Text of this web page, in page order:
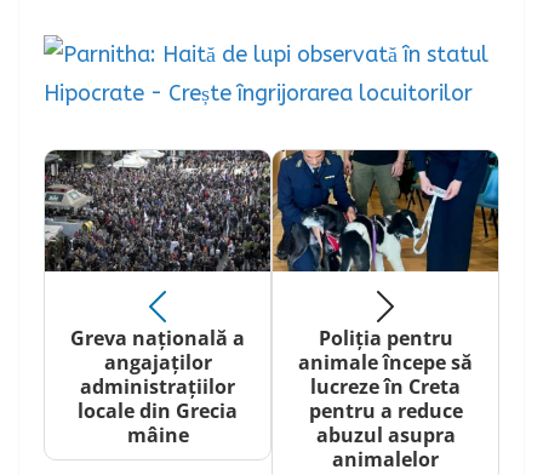
Greva națională a
angajaților
administrațiilor
locale din Grecia
mâine
Poliția pentru
animale începe să
lucreze în Creta
pentru a reduce
abuzul asupra
animalelor